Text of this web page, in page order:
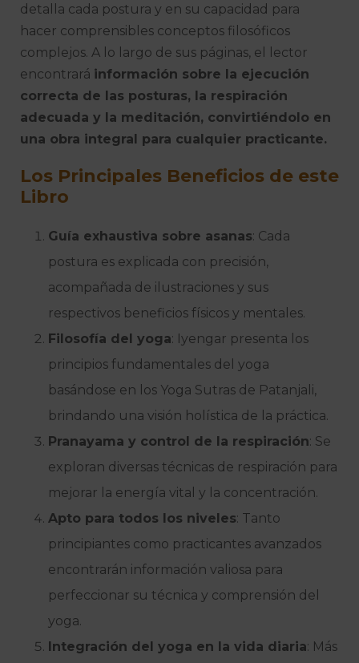
detalla cada postura y en su capacidad para
hacer comprensibles conceptos filosóficos
complejos. A lo largo de sus páginas, el lector
encontrará información sobre la ejecución
correcta de las posturas, la respiración
adecuada y la meditación, convirtiéndolo en
una obra integral para cualquier practicante.
Los Principales Beneficios de este
Libro
Guía exhaustiva sobre asanas: Cada
postura es explicada con precisión,
acompañada de ilustraciones y sus
respectivos beneficios físicos y mentales.
Filosofía del yoga: Iyengar presenta los
principios fundamentales del yoga
basándose en los Yoga Sutras de Patanjali,
brindando una visión holística de la práctica.
Pranayama y control de la respiración: Se
exploran diversas técnicas de respiración para
mejorar la energía vital y la concentración.
Apto para todos los niveles: Tanto
principiantes como practicantes avanzados
encontrarán información valiosa para
perfeccionar su técnica y comprensión del
yoga.
Integración del yoga en la vida diaria: Más